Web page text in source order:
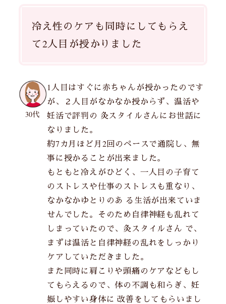
冷え性のケアも同時にしてもらえ
て2人目が授かりました
30代
1人目はすぐに赤ちゃんが授かったのです
が、２人目がなかなか授からず、温活や
妊活で評判の 灸スタイルさんにお世話に
なりました。
約7カ月ほど月2回のペースで通院し、無
事に授かることが出来ました。
もともと冷えがひどく、一人目の子育て
のストレスや仕事のストレスも重なり、
なかなかゆとりのあ る生活が出来ていま
せんでした。そのため自律神経も乱れて
しまっていたので、灸スタイルさん で、
まずは温活と自律神経の乱れをしっかり
ケアしていただきました。
また同時に肩こりや頭痛のケアなどもし
てもらえるので、体の不調も和らぎ、妊
娠しやすい身体に 改善をしてもらいまし